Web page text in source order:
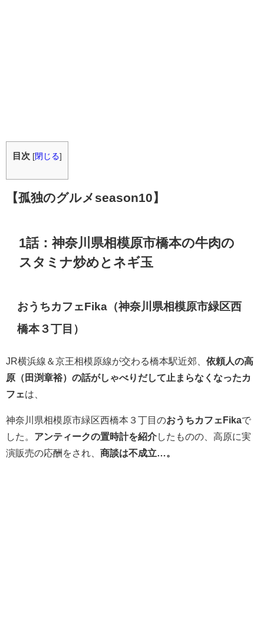
目次 [閉じる]
【孤独のグルメseason10】
1話：神奈川県相模原市橋本の牛肉の
スタミナ炒めとネギ玉
おうちカフェFika（神奈川県相模原市緑区西
橋本３丁目）
JR横浜線＆京王相模原線が交わる橋本駅近郊、 依頼人の高
原（田渕章裕）の話がしゃべりだして止まらなくなったカ
フェは、
神奈川県相模原市緑区西橋本３丁目のおうちカフェFikaで
した。 アンティークの置時計を紹介したものの、高原に実
演販売の応酬をされ、 商談は不成立…。